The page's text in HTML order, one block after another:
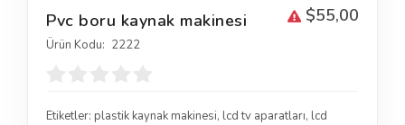
$55,00
Pvc boru kaynak makinesi
Ürün Kodu: 2222
Etiketler: plastik kaynak makinesi, lcd tv aparatları, lcd